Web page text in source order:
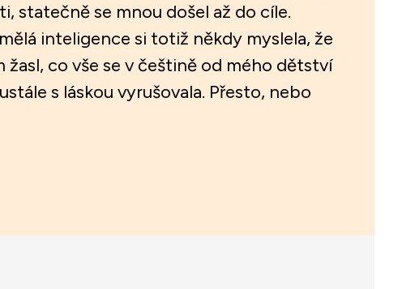
statečně se mnou došel až do cíle.
inteligence si totiž někdy myslela, že
co vše se v češtině od mého dětství
s láskou vyrušovala. Přesto, nebo